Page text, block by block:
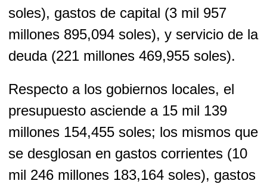
soles), gastos de capital (3 mil 957
millones 895,094 soles), y servicio de la
deuda (221 millones 469,955 soles).
Respecto a los gobiernos locales, el
presupuesto asciende a 15 mil 139
millones 154,455 soles; los mismos que
se desglosan en gastos corrientes (10
mil 246 millones 183,164 soles), gastos